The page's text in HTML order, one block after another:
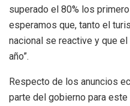
superado el 80% los
esperamos que, tanto el
nacional se reactive y que
año”.
Respecto de los anuncios
parte del gobierno para